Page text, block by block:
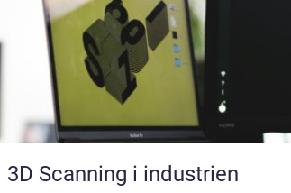
3D Scanning i industrien